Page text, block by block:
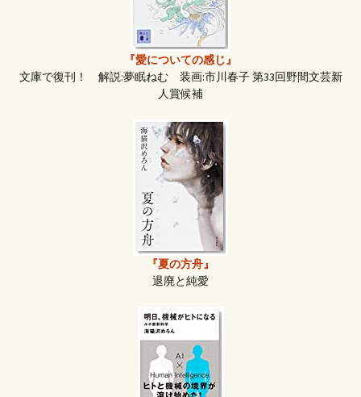
『愛についての感じ』
文庫で復刊！ 解説:夢眠ねむ 装画:市川春子 第33回野間文芸新
人賞候補
『夏の方舟』
退廃と純愛